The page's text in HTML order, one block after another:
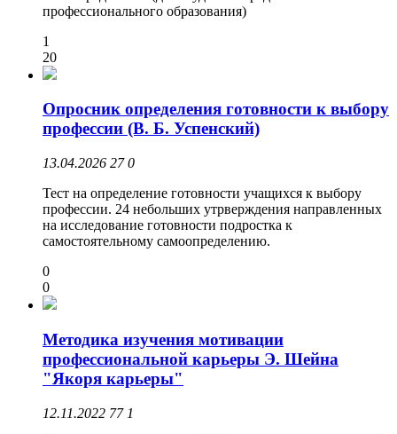
профессионального образования)
1
20
Опросник определения готовности к выбору
профессии (В. Б. Успенский)
13.04.2026 27 0
Тест на определение готовности учащихся к выбору
профессии. 24 небольших утрверждения направленных
на исследование готовности подростка к
самостоятельному самоопределению.
0
0
Методика изучения мотивации
профессиональной карьеры Э. Шейна
"Якоря карьеры"
12.11.2022 77 1